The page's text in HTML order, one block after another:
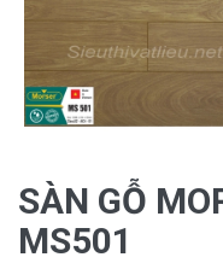
SÀN GỖ
MS501